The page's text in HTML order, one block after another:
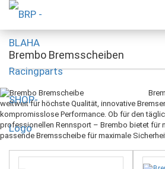
Brembo Bremsscheiben
weltweit für höchste Qualität, innovative
kompromisslose Performance. Ob für den
professionellen Rennsport – Brembo bietet für
passende Bremsscheibe für maximale